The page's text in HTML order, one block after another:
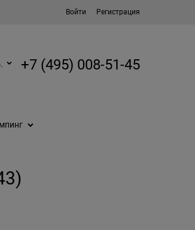
Войти Регистрация
+7 (495) 008-51-45